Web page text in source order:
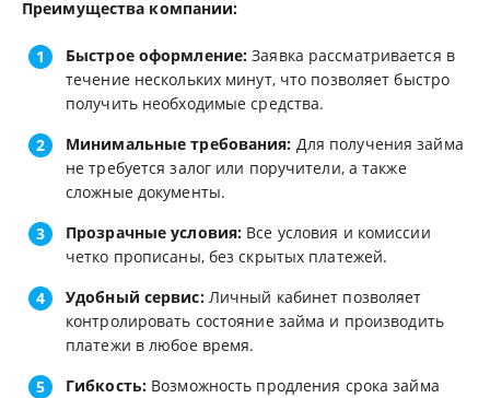
Преимущества компании:
Быстрое оформление: Заявка рассматривается в
течение нескольких минут, что позволяет быстро
получить необходимые средства.
Минимальные требования: Для получения займа
не требуется залог или поручители, а также
сложные документы.
Прозрачные условия: Все условия и комиссии
четко прописаны, без скрытых платежей.
Удобный сервис:Личный кабинет позволяет
контролировать состояние займа и производить
платежи в любое время.
Гибкость: Возможность продления срока займа